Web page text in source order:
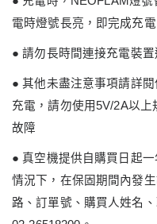
電時燈號長亮，即完成充
●請勿長時間連接充電裝
●其他未盡注意事項請詳
充電，請勿使用5V/2A以上
故障
●真空機提供自購買日起
情況下，在保固期間內發
路、訂單號、購買人姓名